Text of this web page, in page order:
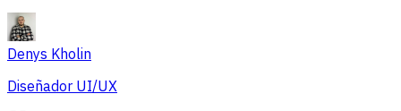
Denys Kholin
Diseñador UI/UX